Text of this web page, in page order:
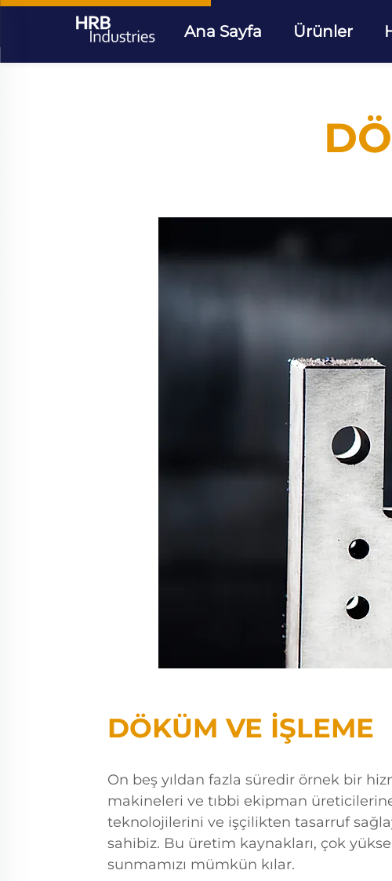
Ana Sayfa Ürünler
DÖKÜM VE İŞLEME
On beş yıldan fazla süredir örnek bir
makineleri ve tıbbi ekipman
teknolojilerini ve işçilikten tasarruf
sahibiz. Bu üretim kaynakları, çok
sunmamızı mümkün kılar.